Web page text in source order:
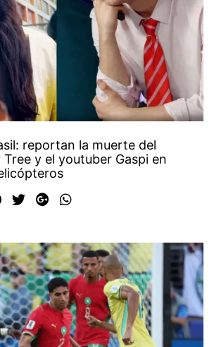
reportan la muerte del
y el youtuber Gaspi en